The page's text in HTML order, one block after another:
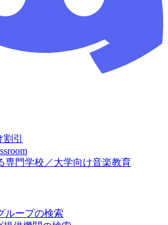
引
専門学校／大学向け音楽教育
ループの検索